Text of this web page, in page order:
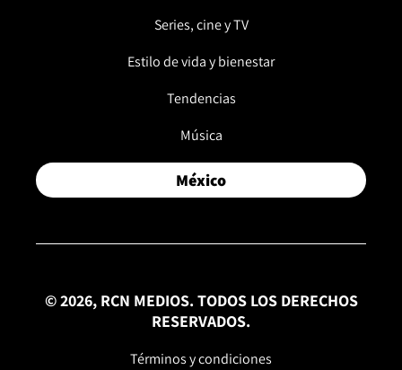
Series, cine y TV
Estilo de vida y bienestar
Tendencias
Música
México
© 2026, RCN MEDIOS. TODOS LOS DERECHOS
RESERVADOS.
Términos y condiciones